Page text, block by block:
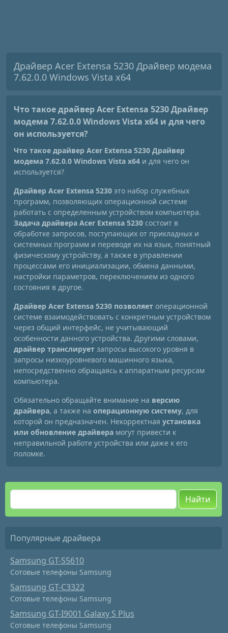
Драйвер Acer Extensa 5230 Драйвер модема
7.62.0.0 Windows Vista x64
Что такое драйвер Acer Extensa 5230 Драйвер
модема 7.62.0.0 Windows Vista x64 и для чего
он используется?
Что такое драйвер Acer Extensa 5230 Драйвер
модема 7.62.0.0 Windows Vista x64 и для чего он
используется?
Драйвер Acer Extensa 5230 это набор служебных
программ, позволяющих операционной системе
работать с определенным устройством компьютера.
Задача драйвера Acer Extensa 5230 состоит в
обработке запросов, поступающих от прикладных и
системных программ и переводе их на язык, понятный
физическому устройству, а также в управлении
процессами его инициализации, обмена данными,
настройки параметров, переключением из одного
состояния в другое.
Драйвер Acer Extensa 5230 позволяет операционной
системе взаимодействовать с конкретным устройством
через общий интерфейс, не учитывающий
особенности данного устройства. Другими словами,
драйвер транслирует запросы высокого уровня в
запросы низкоуровневого машинного языка,
непосредственно обращаясь к аппаратным ресурсам
компьютера.
Обязательно обращайте внимание на версию
драйвера, а также на операционную систему, для
которой он предназначен. Некорректная установка
или обновление драйвера могут привести к
неправильной работе устройства или даже к его
поломке.
Найти
Популярные драйвера
Samsung GT-S5610
Сотовые телефоны Samsung
Samsung GT-C3322
Сотовые телефоны Samsung
Samsung GT-I9001 Galaxy S Plus
Сотовые телефоны Samsung